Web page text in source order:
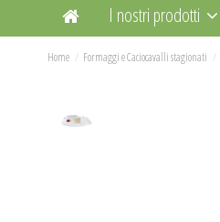
I nostri prodotti
Home Formaggi e Caciocavalli stagionati